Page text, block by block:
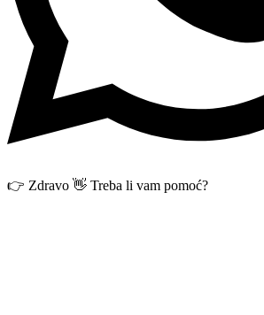
👉 Zdravo 👋 Treba li vam pomoć?